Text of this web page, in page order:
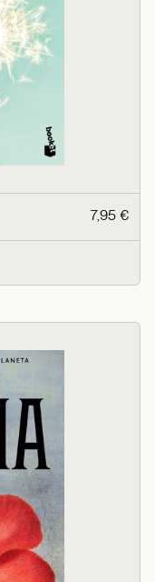
7,95 €